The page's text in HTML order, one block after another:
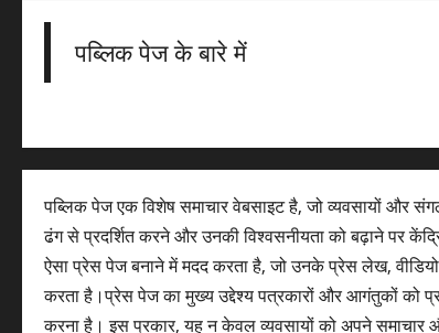
पब्लिक पेज के बारे में
पब्लिक पेज एक विशेष समाचार वेबसाइट है, जो व्यवसायों और
ढंग से प्रदर्शित करने और उनकी विश्वसनीयता को बढ़ाने पर
ऐसा प्रेस पेज बनाने में मदद करता है, जो उनके प्रेस लेख,
करता है।प्रेस पेज का मुख्य उद्देश्य पत्रकारों और आगंतुकों को
करना है। इस प्रकार, यह न केवल व्यवसायों को अपने